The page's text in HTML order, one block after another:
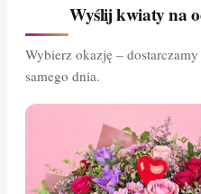
Wyślij kwiaty na
Wybierz okazję – dostarczamy
samego dnia.